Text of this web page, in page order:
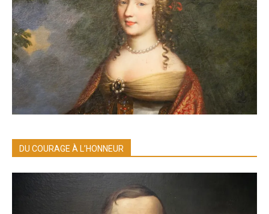
DU COURAGE À L’HONNEUR